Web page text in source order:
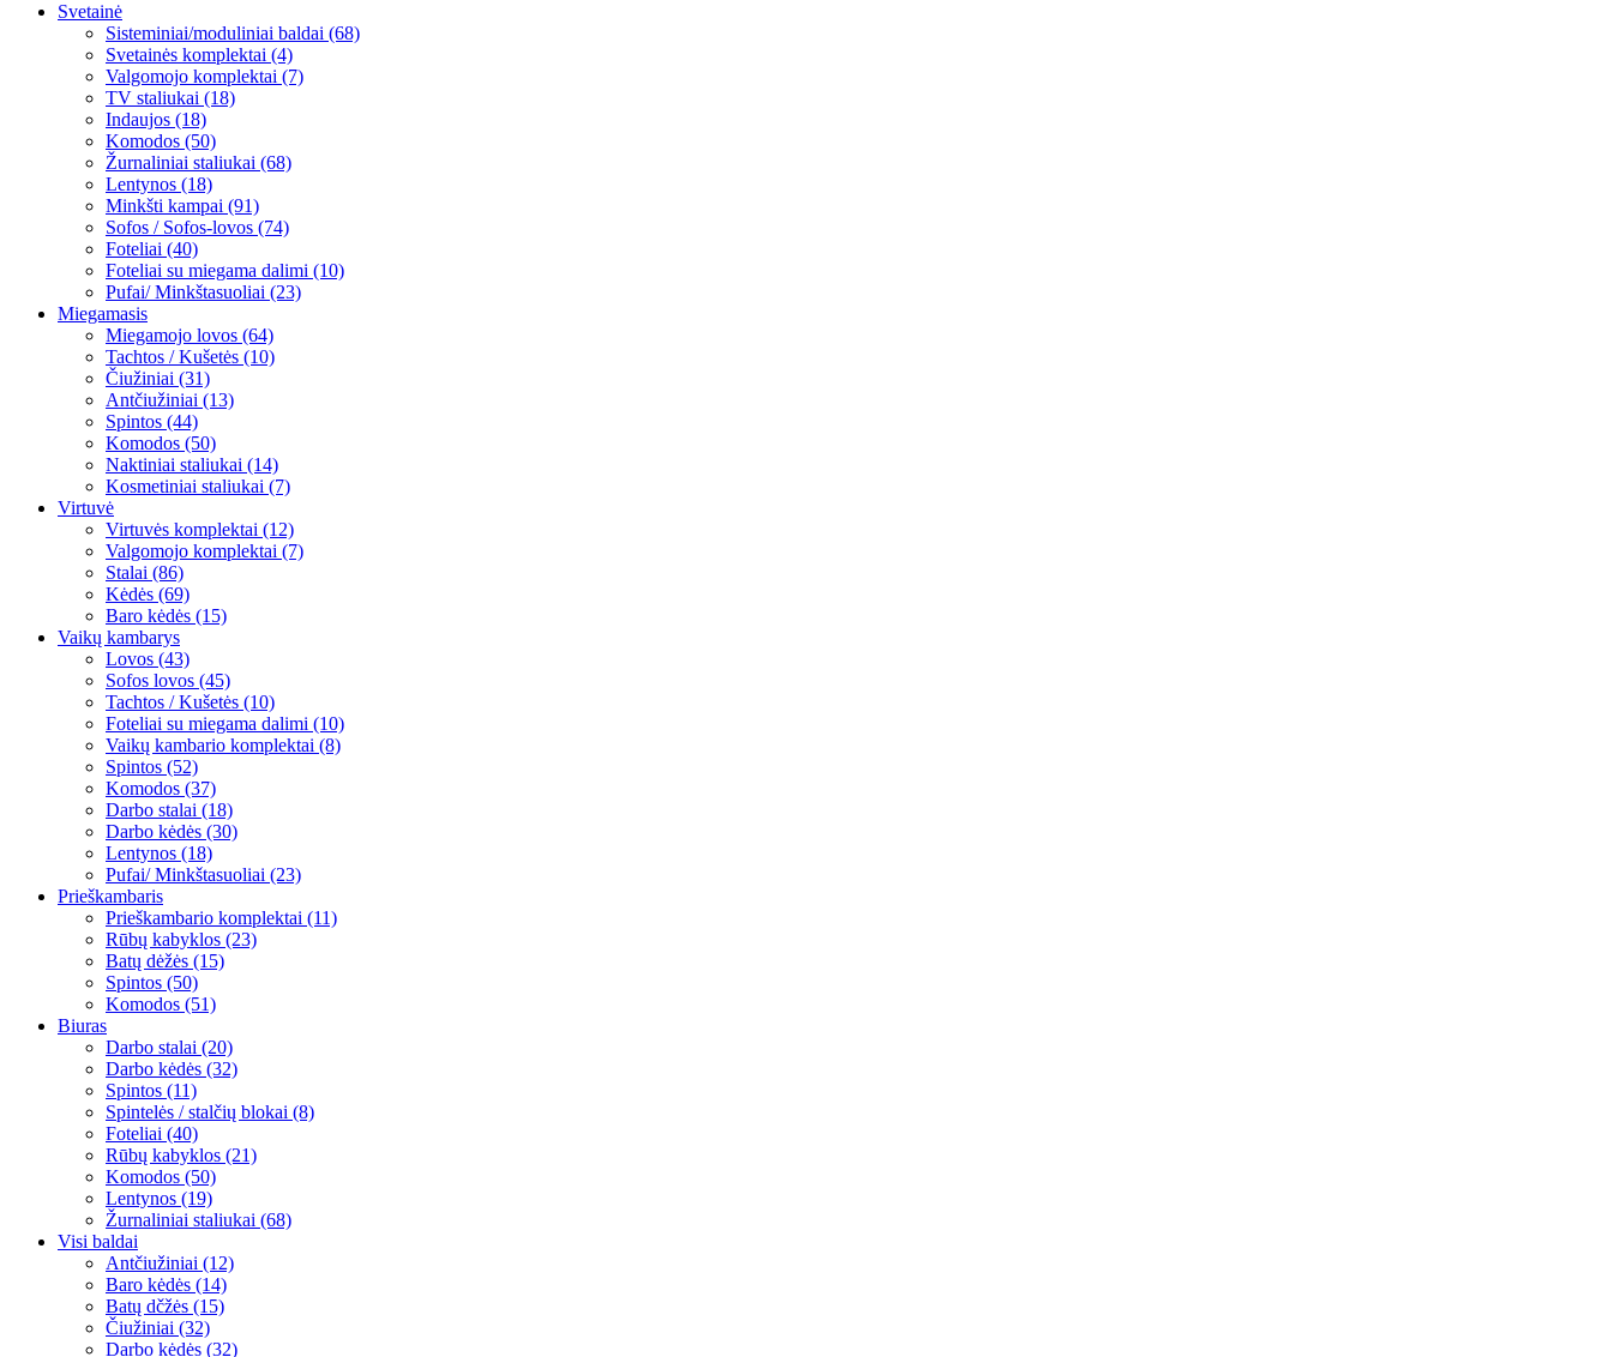
Svetainė
Sisteminiai/moduliniai baldai (68)
Svetainės komplektai (4)
Valgomojo komplektai (7)
TV staliukai (18)
Indaujos (18)
Komodos (50)
Žurnaliniai staliukai (68)
Lentynos (18)
Minkšti kampai (91)
Sofos / Sofos-lovos (74)
Foteliai (40)
Foteliai su miegama dalimi (10)
Pufai/ Minkštasuoliai (23)
Miegamasis
Miegamojo lovos (64)
Tachtos / Kušetės (10)
Čiužiniai (31)
Antčiužiniai (13)
Spintos (44)
Komodos (50)
Naktiniai staliukai (14)
Kosmetiniai staliukai (7)
Virtuvė
Virtuvės komplektai (12)
Valgomojo komplektai (7)
Stalai (86)
Kėdės (69)
Baro kėdės (15)
Vaikų kambarys
Lovos (43)
Sofos lovos (45)
Tachtos / Kušetės (10)
Foteliai su miegama dalimi (10)
Vaikų kambario komplektai (8)
Spintos (52)
Komodos (37)
Darbo stalai (18)
Darbo kėdės (30)
Lentynos (18)
Pufai/ Minkštasuoliai (23)
Prieškambaris
Prieškambario komplektai (11)
Rūbų kabyklos (23)
Batų dėžės (15)
Spintos (50)
Komodos (51)
Biuras
Darbo stalai (20)
Darbo kėdės (32)
Spintos (11)
Spintelės / stalčių blokai (8)
Foteliai (40)
Rūbų kabyklos (21)
Komodos (50)
Lentynos (19)
Žurnaliniai staliukai (68)
Visi baldai
Antčiužiniai (12)
Baro kėdės (14)
Batų dčžės (15)
Čiužiniai (32)
Darbo kėdės (32)